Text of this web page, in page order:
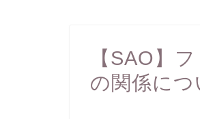
【SAO】
の関係につ